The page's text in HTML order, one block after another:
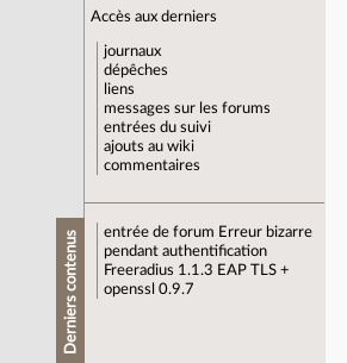
Accès aux derniers
journaux
dépêches
liens
messages sur les forums
entrées du suivi
ajouts au wiki
commentaires
Derniers contenus entrée de forum Erreur bizarre
pendant authentification
Freeradius 1.1.3 EAP TLS +
openssl 0.9.7